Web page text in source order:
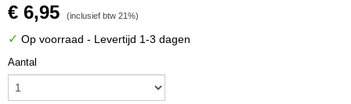
€ 6,95 (inclusief btw 21%)
✓ Op voorraad - Levertijd 1-3 dagen
Aantal